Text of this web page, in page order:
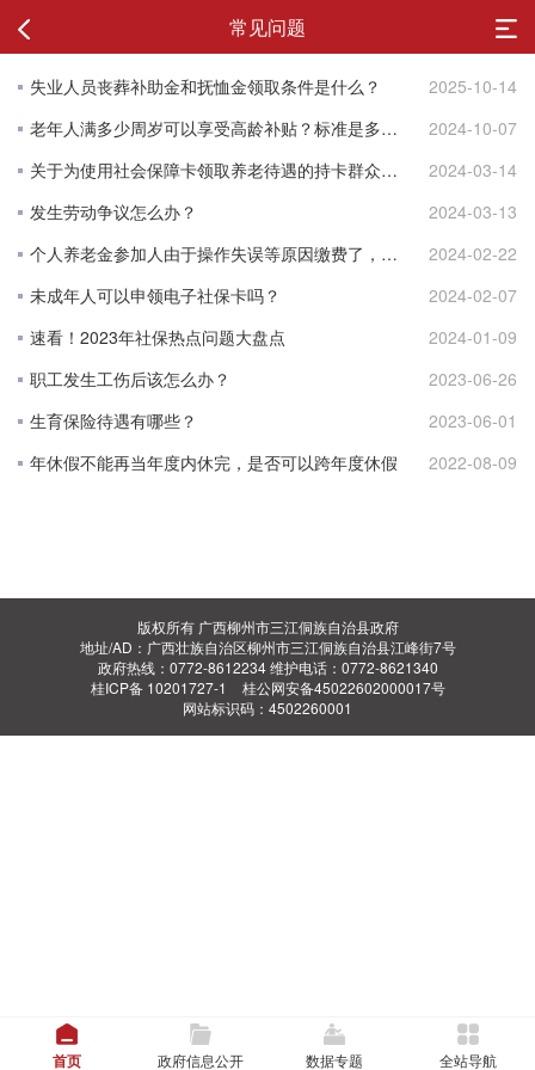
常见问题
失业人员丧葬补助金和抚恤金领取条件是什么？
2025-10-14
老年人满多少周岁可以享受高龄补贴？标准是多少？
2024-10-07
关于为使用社会保障卡领取养老待遇的持卡群众同步签发电子社保卡的公告
2024-03-14
发生劳动争议怎么办？
2024-03-13
个人养老金参加人由于操作失误等原因缴费了，该怎么办？
2024-02-22
未成年人可以申领电子社保卡吗？
2024-02-07
速看！2023年社保热点问题大盘点
2024-01-09
职工发生工伤后该怎么办？
2023-06-26
生育保险待遇有哪些？
2023-06-01
年休假不能再当年度内休完，是否可以跨年度休假
2022-08-09
版权所有 广西柳州市三江侗族自治县政府
地址/AD：广西壮族自治区柳州市三江侗族自治县江峰街7号
政府热线：0772-8612234 维护电话：0772-8621340
桂ICP备 10201727-1
桂公网安备45022602000017号
网站标识码：4502260001
首页 政府信息公开 数据专题 全站导航